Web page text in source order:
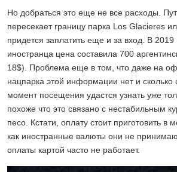
Но добраться это еще не все расходы.
пересекает границу парка Los Glacieres
придется заплатить еще и за вход. В 2019
иностранца цена составила 700
18$). Проблема еще в том, что даже на
нацпарка этой информации нет и сколько
момент посещения удастся узнать уже
похоже что это связано с нестабильным
песо. Кстати, оплату стоит приготовить в
как иностранные валюты они не
оплаты картой часто не работает.